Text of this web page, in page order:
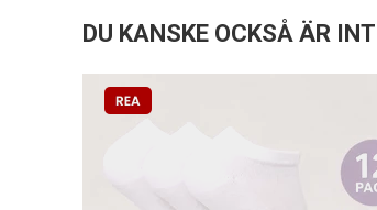
DU KANSKE OCKSÅ ÄR